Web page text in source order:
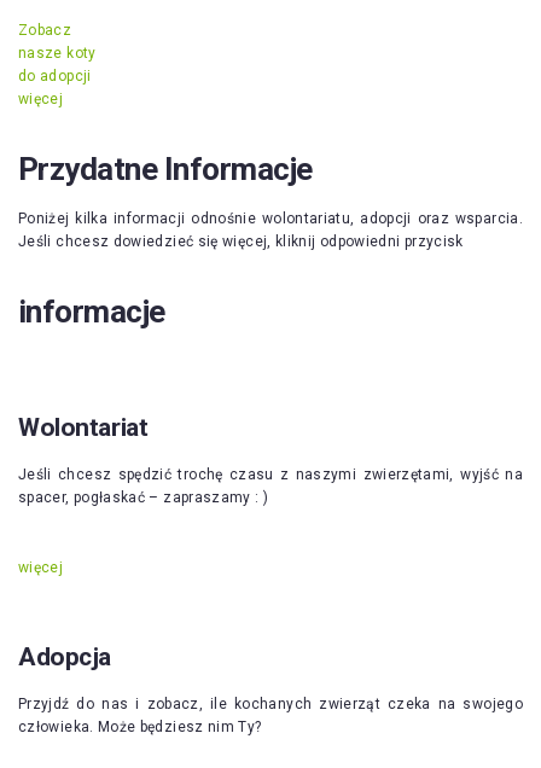
Zobacz
nasze koty
do adopcji
więcej
Przydatne Informacje
Poniżej kilka informacji odnośnie wolontariatu, adopcji oraz wsparcia.
Jeśli chcesz dowiedzieć się więcej, kliknij odpowiedni przycisk
informacje
Wolontariat
Jeśli chcesz spędzić trochę czasu z naszymi zwierzętami, wyjść na
spacer, pogłaskać – zapraszamy : )
więcej
Adopcja
Przyjdź do nas i zobacz, ile kochanych zwierząt czeka na swojego
człowieka. Może będziesz nim Ty?